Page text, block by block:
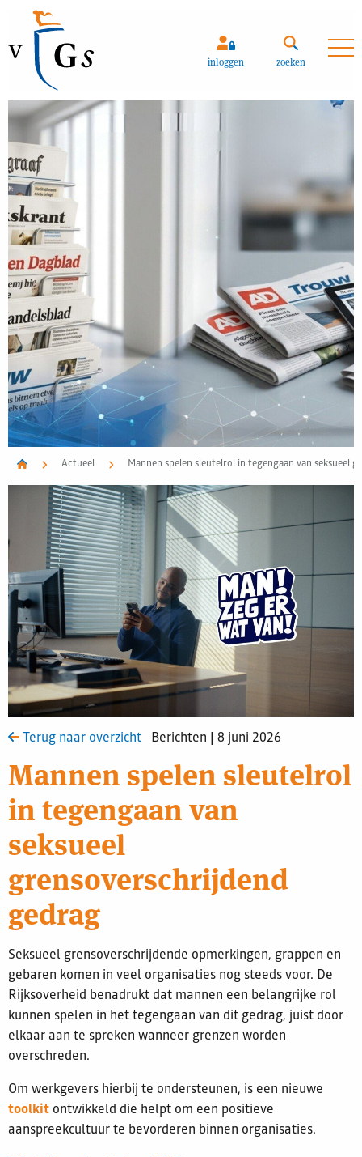
inloggen zoekenZoeken
Actueel Mannen spelen sleutelrol in tegengaan van seksueel
Terug naar overzicht Berichten | 8 juni 2026
Mannen spelen sleutelrol
in tegengaan van
seksueel
grensoverschrijdend
gedrag
Seksueel grensoverschrijdende opmerkingen, grappen en
gebaren komen in veel organisaties nog steeds voor. De
Rijksoverheid benadrukt dat mannen een belangrijke rol
kunnen spelen in het tegengaan van dit gedrag, juist door
elkaar aan te spreken wanneer grenzen worden
overschreden.
Om werkgevers hierbij te ondersteunen, is een nieuwe
toolkitontwikkeld die helpt om een positieve
aanspreekcultuur te bevorderen binnen organisaties.